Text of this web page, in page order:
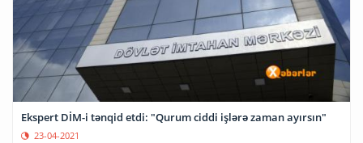
Ekspert DİM-i tənqid etdi: "Qurum ciddi işlərə zaman ayırsın"
23-04-2021